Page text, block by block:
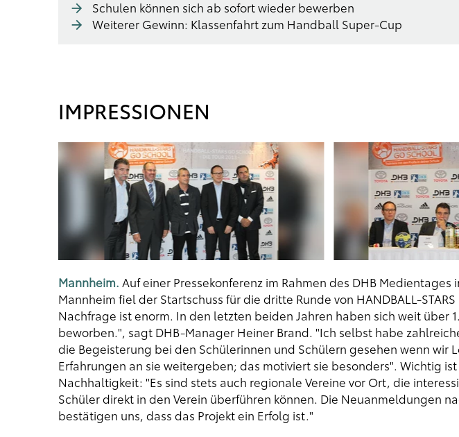
Schulen können sich ab sofort wieder bewerben
Weiterer Gewinn: Klassenfahrt zum Handball Super-Cup
IMPRESSIONEN
Mannheim. Auf einer Pressekonferenz im Rahmen des DHB Medientages
Mannheim fiel der Startschuss für die dritte Runde von HANDBALL-
Nachfrage ist enorm. In den letzten beiden Jahren haben sich weit über
beworben.", sagt DHB-Manager Heiner Brand. "Ich selbst habe
die Begeisterung bei den Schülerinnen und Schülern gesehen wenn wir
Erfahrungen an sie weitergeben; das motiviert sie besonders". Wichtig
Nachhaltigkeit: "Es sind stets auch regionale Vereine vor Ort, die
Schüler direkt in den Verein überführen können. Die Neuanmeldungen
bestätigen uns, dass das Projekt ein Erfolg ist."